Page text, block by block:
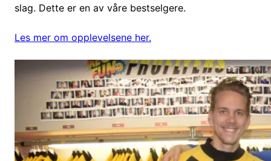
slag. Dette er en av våre bestselgere.
Les mer om opplevelsene her.